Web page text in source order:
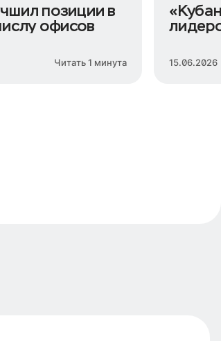
позиции в
офисов
Читать 1 минута 15.06.2026